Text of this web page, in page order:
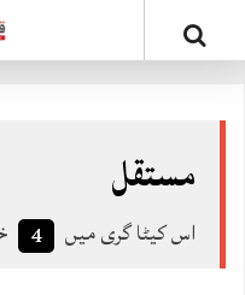
مستقل
اس کیٹا گری میں 4